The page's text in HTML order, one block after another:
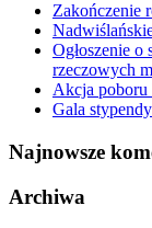
Zakończenie
Ogłoszenie o
rzeczowych
Akcja
Gala
Najnowsze
Archiwa